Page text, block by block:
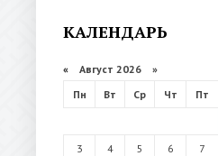
КАЛЕНДАРЬ
« Август 2026 »
Пн
Вт Ср Чт Пт
3
4 5 6 7